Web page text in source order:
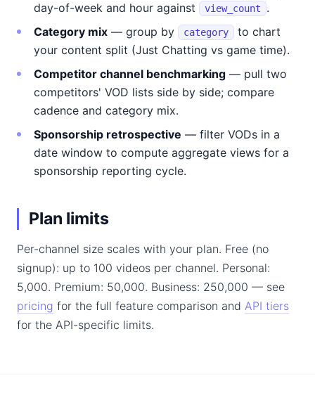
day-of-week and hour against
view_count
.
Category mix — group by category
to chart
your content split (Just Chatting vs game time).
Competitor channel benchmarking — pull two
competitors' VOD lists side by side; compare
cadence and category mix.
Sponsorship retrospective — filter VODs in a
date window to compute aggregate views for a
sponsorship reporting cycle.
Plan limits
Per-channel size scales with your plan. Free (no
signup): up to 100 videos per channel. Personal:
5,000. Premium: 50,000. Business: 250,000 — see
pricing for the full feature comparison and API tiers
for the API-specific limits.